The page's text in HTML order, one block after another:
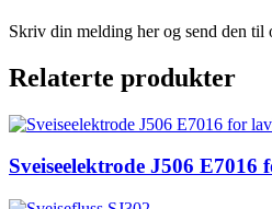
Skriv din melding her og send den til
Relaterte produkter
Sveiseelektrode J506 E7016